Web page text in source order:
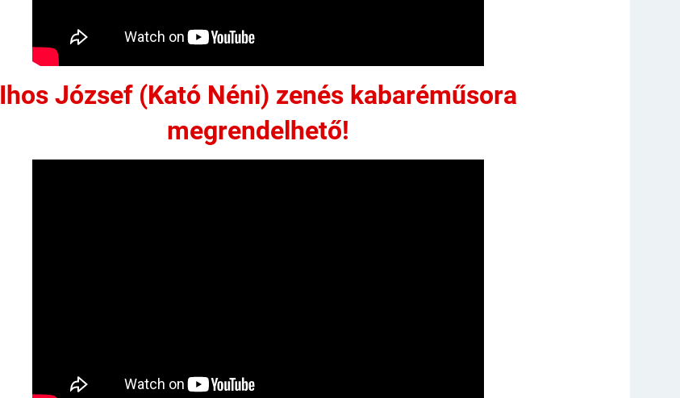
Ihos József (Kató Néni) zenés kabaréműsora
megrendelhető!